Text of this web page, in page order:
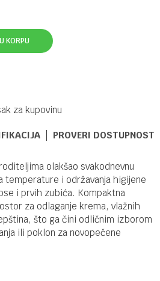
KORPU
za kupovinu
PROVERI DOSTUPNOST
olakšao svakodnevnu
temperature i održavanja higijene
i prvih zubića. Kompaktna
za odlaganje krema, vlažnih
što ga čini odličnim izborom
ili poklon za novopečene